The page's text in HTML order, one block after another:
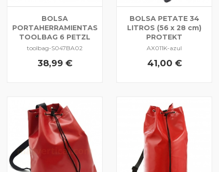
BOLSA
PORTAHERRAMIENTAS
TOOLBAG 6 PETZL
toolbag-S047BA02
38,99 €
BOLSA PETATE 34
LITROS (56 x 28 cm)
PROTEKT
AX011K-azul
41,00 €